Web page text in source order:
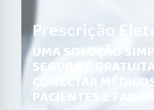
Prescrição
UMA SOLUÇÃO
SEGURA E
CONECTAR
PACIENTES E